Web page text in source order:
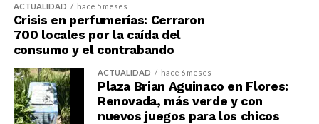
ACTUALIDAD hace 5 meses
Crisis en perfumerías: Cerraron
700 locales por la caída del
consumo y el contrabando
ACTUALIDAD hace 6 meses
Plaza Brian Aguinaco en Flores:
Renovada, más verde y con
nuevos juegos para los chicos